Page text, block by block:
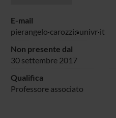
E-mail
pierangelo carozzi univr it
Non presente dal
30 settembre 2017
Qualifica
Professore associato